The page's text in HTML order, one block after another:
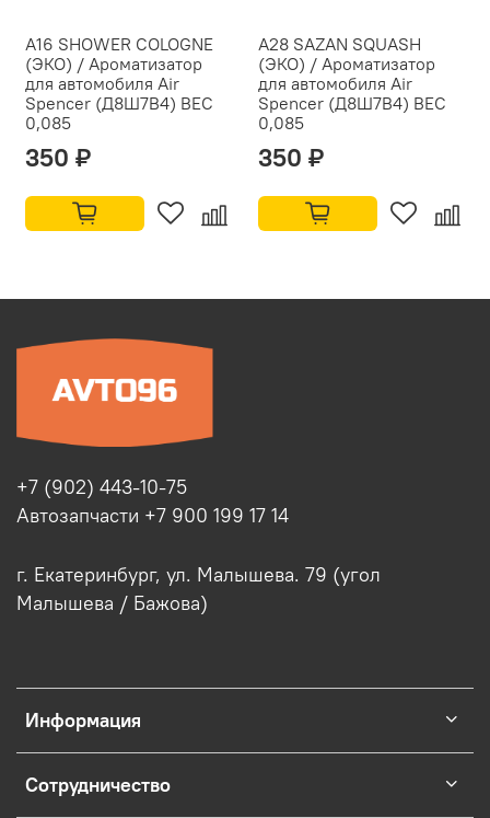
A16 SHOWER COLOGNE
(ЭКО) / Ароматизатор
для автомобиля Air
Spencer (Д8Ш7В4) ВЕС
0,085
350 ₽
A28 SAZAN SQUASH
(ЭКО) / Ароматизатор
для автомобиля Air
Spencer (Д8Ш7В4) ВЕС
0,085
350 ₽
Информация
Сотрудничество
+7 (902) 443-10-75
Автозапчасти +7 900 199 17 14
г. Екатеринбург, ул. Малышева. 79 (угол
Малышева / Бажова)